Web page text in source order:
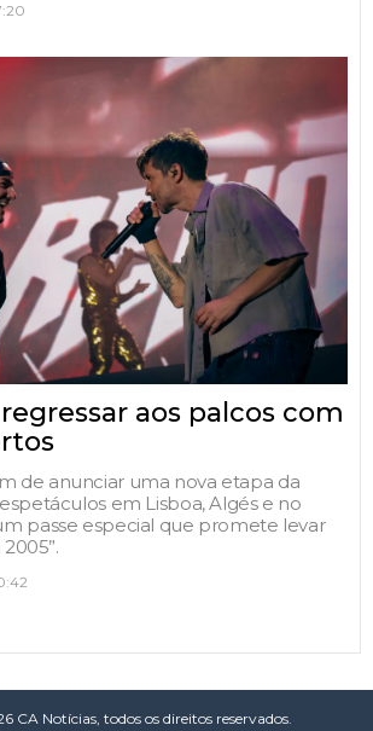
regressar aos palcos com
de anunciar uma nova etapa da
em Lisboa, Algés e no
passe especial que promete levar
CA Notícias, todos os direitos reservados.